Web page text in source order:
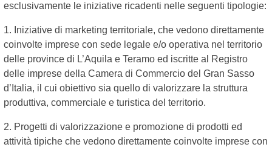
esclusivamente le iniziative ricadenti nelle seguenti tipologie:
1. Iniziative di marketing territoriale, che vedono direttamente
coinvolte imprese con sede legale e/o operativa nel territorio
delle province di L’Aquila e Teramo ed iscritte al Registro
delle imprese della Camera di Commercio del Gran Sasso
d’Italia, il cui obiettivo sia quello di valorizzare la struttura
produttiva, commerciale e turistica del territorio.
2. Progetti di valorizzazione e promozione di prodotti ed
attività tipiche che vedono direttamente coinvolte imprese con